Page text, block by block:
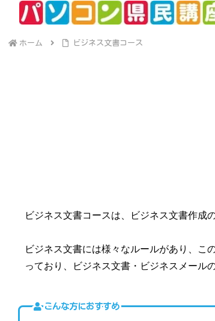
ホーム ビジネス文書コース
ビジネス文書コースは、ビジネス文書作成
ビジネス文書には様々なルールがあり、こ
っており、ビジネス文書・ビジネスメール
こんな方におすすめ